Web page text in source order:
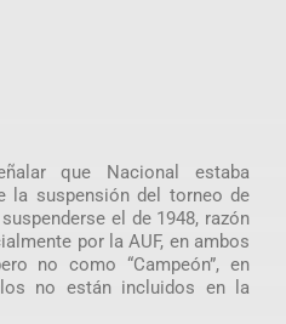
que Nacional estaba
la suspensión del torneo de
el de 1948, razón
por la AUF, en ambos
no como “Campeón”, en
no están incluidos en la